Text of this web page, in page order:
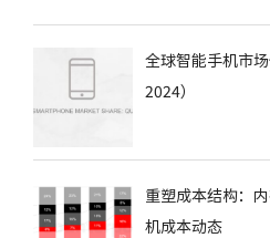
全球智能手机市
2024）
重塑成本结构：
机成本动态